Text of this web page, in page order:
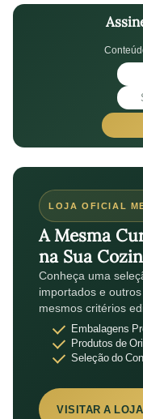
LOJA OFICIAL
A Mesma
na Sua
Conheça uma
importados e
mesmos critérios
Embalagens
Produtos de
Seleção do
VISITAR A